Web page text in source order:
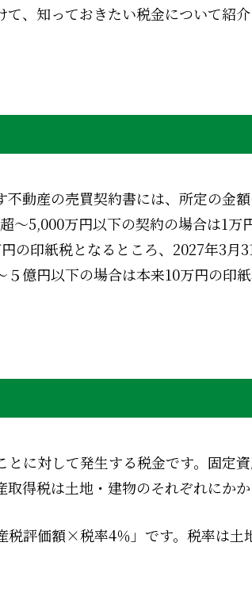
、知っておきたい税金について紹介
動産の売買契約書には、所定の金
～5,000万円以下の契約の場合は1万
の印紙税となるところ、2027年3月
億円以下の場合は本来10万円の印
に対して発生する税金です。固定
得税は土地・建物のそれぞれにかか
税評価額×税率4％」です。税率は土